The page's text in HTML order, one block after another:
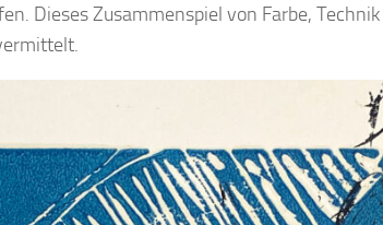
Dieses Zusammenspiel von Farbe,